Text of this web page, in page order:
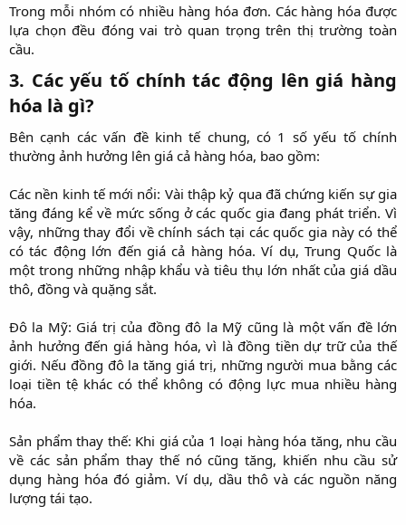
Trong mỗi nhóm có nhiều hàng hóa đơn. Các hàng hóa được
lựa chọn đều đóng vai trò quan trọng trên thị trường toàn
cầu.​
3. Các yếu tố chính tác động lên giá hàng
hóa là gì?​
Bên cạnh các vấn đề kinh tế chung, có 1 số yếu tố chính
thường ảnh hưởng lên giá cả hàng hóa, bao gồm:
Các nền kinh tế mới nổi: Vài thập kỷ qua đã chứng kiến sự gia
tăng đáng kể về mức sống ở các quốc gia đang phát triển. Vì
vậy, những thay đổi về chính sách tại các quốc gia này có thể
có tác động lớn đến giá cả hàng hóa. Ví dụ, Trung Quốc là
một trong những nhập khẩu và tiêu thụ lớn nhất của giá dầu
thô, đồng và quặng sắt.
Đô la Mỹ: Giá trị của đồng đô la Mỹ cũng là một vấn đề lớn
ảnh hưởng đến giá hàng hóa, vì là đồng tiền dự trữ của thế
giới. Nếu đồng đô la tăng giá trị, những người mua bằng các
loại tiền tệ khác có thể không có động lực mua nhiều hàng
hóa.
Sản phẩm thay thế: Khi giá của 1 loại hàng hóa tăng, nhu cầu
về các sản phẩm thay thế nó cũng tăng, khiến nhu cầu sử
dụng hàng hóa đó giảm. Ví dụ, dầu thô và các nguồn năng
lượng tái tạo.